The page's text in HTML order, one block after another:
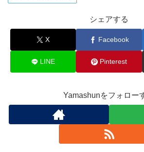
シェアする
X Facebook
LINE Pinterest
Yamashunをフォロー